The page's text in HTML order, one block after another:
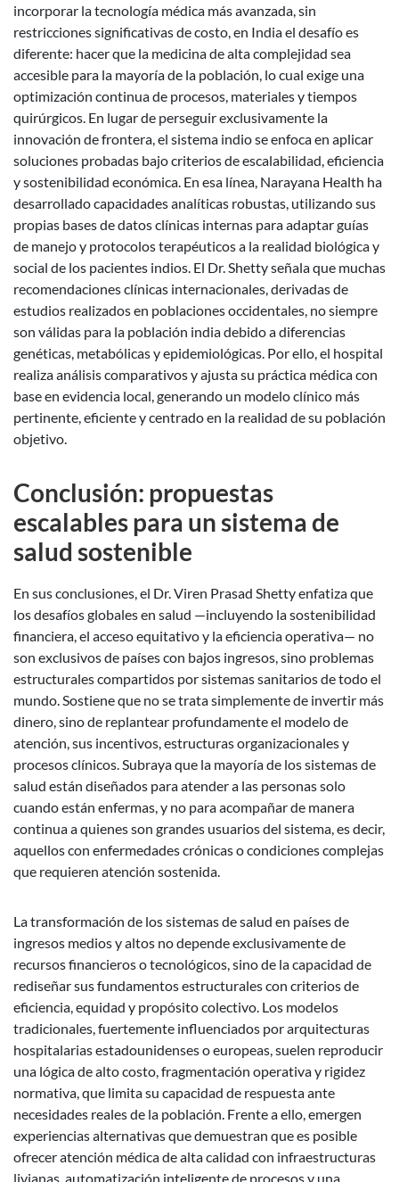
incorporar la tecnología médica más avanzada, sin
restricciones significativas de costo, en India el desafío es
diferente: hacer que la medicina de alta complejidad sea
accesible para la mayoría de la población, lo cual exige una
optimización continua de procesos, materiales y tiempos
quirúrgicos. En lugar de perseguir exclusivamente la
innovación de frontera, el sistema indio se enfoca en aplicar
soluciones probadas bajo criterios de escalabilidad, eficiencia
y sostenibilidad económica. En esa línea, Narayana Health ha
desarrollado capacidades analíticas robustas, utilizando sus
propias bases de datos clínicas internas para adaptar guías
de manejo y protocolos terapéuticos a la realidad biológica y
social de los pacientes indios. El Dr. Shetty señala que muchas
recomendaciones clínicas internacionales, derivadas de
estudios realizados en poblaciones occidentales, no siempre
son válidas para la población india debido a diferencias
genéticas, metabólicas y epidemiológicas. Por ello, el hospital
realiza análisis comparativos y ajusta su práctica médica con
base en evidencia local, generando un modelo clínico más
pertinente, eficiente y centrado en la realidad de su población
objetivo.
Conclusión: propuestas
escalables para un sistema de
salud sostenible
En sus conclusiones, el Dr. Viren Prasad Shetty enfatiza que
los desafíos globales en salud —incluyendo la sostenibilidad
financiera, el acceso equitativo y la eficiencia operativa— no
son exclusivos de países con bajos ingresos, sino problemas
estructurales compartidos por sistemas sanitarios de todo el
mundo. Sostiene que no se trata simplemente de invertir más
dinero, sino de replantear profundamente el modelo de
atención, sus incentivos, estructuras organizacionales y
procesos clínicos. Subraya que la mayoría de los sistemas de
salud están diseñados para atender a las personas solo
cuando están enfermas, y no para acompañar de manera
continua a quienes son grandes usuarios del sistema, es decir,
aquellos con enfermedades crónicas o condiciones complejas
que requieren atención sostenida.
La transformación de los sistemas de salud en países de
ingresos medios y altos no depende exclusivamente de
recursos financieros o tecnológicos, sino de la capacidad de
rediseñar sus fundamentos estructurales con criterios de
eficiencia, equidad y propósito colectivo. Los modelos
tradicionales, fuertemente influenciados por arquitecturas
hospitalarias estadounidenses o europeas, suelen reproducir
una lógica de alto costo, fragmentación operativa y rigidez
normativa, que limita su capacidad de respuesta ante
necesidades reales de la población. Frente a ello, emergen
experiencias alternativas que demuestran que es posible
ofrecer atención médica de alta calidad con infraestructuras
livianas, automatización inteligente de procesos y una